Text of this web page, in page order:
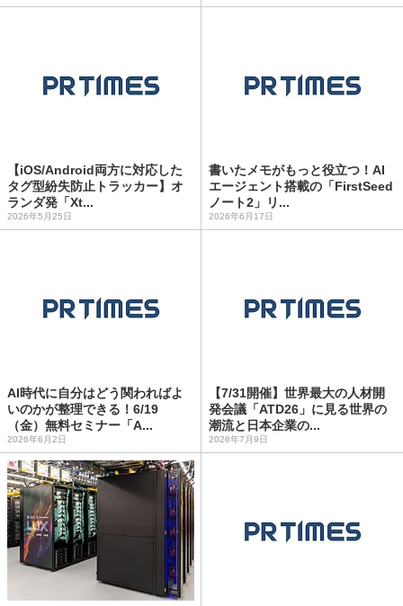
【iOS/Android両方に対応した
タグ型紛失防止トラッカー】オ
ランダ発「Xt...
2026年5月25日
書いたメモがもっと役立つ！AI
エージェント搭載の「FirstSeed
ノート2」リ...
2026年6月17日
AI時代に自分はどう関わればよ
いのかが整理できる！6/19
（金）無料セミナー「A...
2026年6月2日
【7/31開催】世界最大の人材開
発会議「ATD26」に見る世界の
潮流と日本企業の...
2026年7月9日